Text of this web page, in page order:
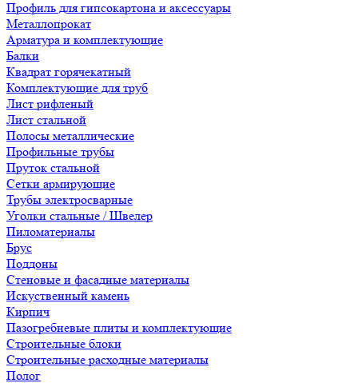
Профиль для гипсокартона и аксессуары
Металлопрокат
Арматура и комплектующие
Балки
Квадрат горячекатный
Комплектующие для труб
Лист рифленый
Лист стальной
Полосы металлические
Профильные трубы
Пруток стальной
Сетки армирующие
Трубы электросварные
Уголки стальные / Швелер
Пиломатериалы
Брус
Поддоны
Стеновые и фасадные материалы
Искуственный камень
Кирпич
Пазогребневые плиты и комплектующие
Строительные блоки
Строительные расходные материалы
Полог